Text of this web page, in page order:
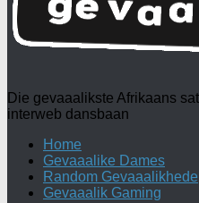
Die gevaaalikste Afrikaans
interweb dansbaan
Home
Gevaaalike Dames
Random Gevaaalikhede
Gevaaalik Gaming